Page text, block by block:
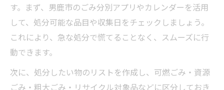
す。まず、男鹿市のごみ分別アプリやカレンダーを活用
して、処分可能な品目や収集日をチェックしましょう。
これにより、急な処分で慌てることなく、スムーズに行
動できます。
次に、処分したい物のリストを作成し、可燃ごみ・資源
ごみ・粗大ごみ・リサイクル対象品などに区分しておき